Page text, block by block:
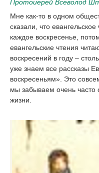
Протоиерей Всеволод
Мне как-то в одном
сказали, что
каждое воскресенье,
евангельские чтения
воскресений в году –
уже знаем все рассказы
воскресеньям». Это
мы забываем очень
жизни.